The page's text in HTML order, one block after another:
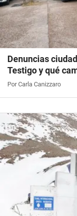
Denuncias
Testigo y qué
Por Carla Canizzaro